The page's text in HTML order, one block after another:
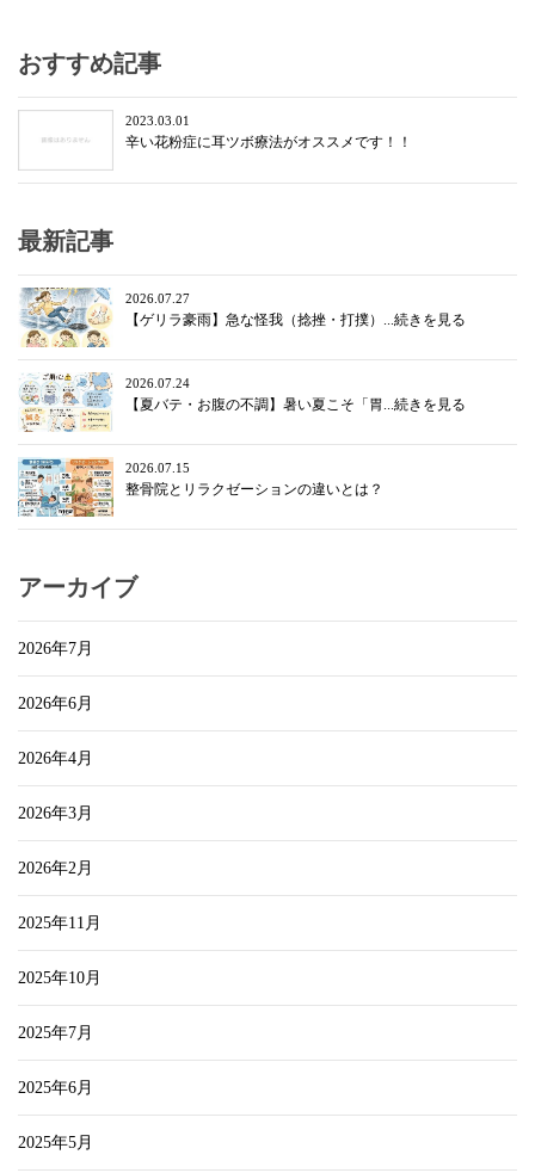
おすすめ記事
2023.03.01
辛い花粉症に耳ツボ療法がオススメです！！
最新記事
2026.07.27
【ゲリラ豪雨】急な怪我（捻挫・打撲）...続きを見る
2026.07.24
【夏バテ・お腹の不調】暑い夏こそ「胃...続きを見る
2026.07.15
整骨院とリラクゼーションの違いとは？
アーカイブ
2026年7月
2026年6月
2026年4月
2026年3月
2026年2月
2025年11月
2025年10月
2025年7月
2025年6月
2025年5月